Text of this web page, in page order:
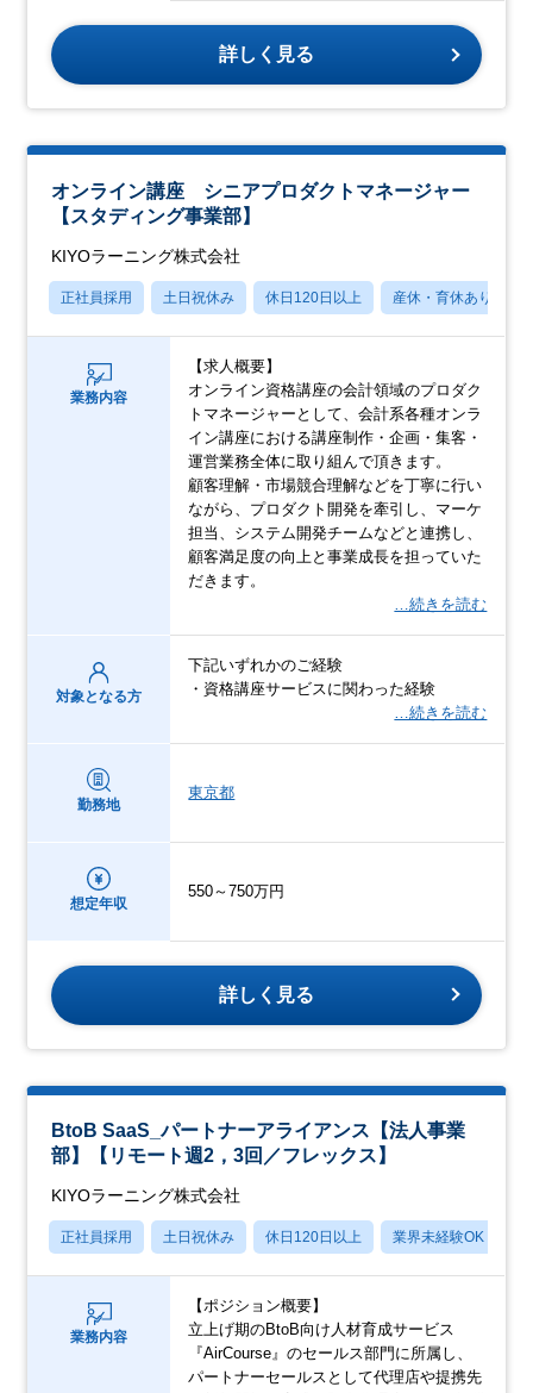
詳しく見る
オンライン講座 シニアプロダクトマネージャー
【スタディング事業部】
KIYOラーニング株式会社
正社員採用 土日祝休み 休日120日以上 産休・育休あり
業務内容
【求人概要】
オンライン資格講座の会計領域のプロダク
トマネージャーとして、会計系各種オンラ
イン講座における講座制作・企画・集客・
運営業務全体に取り組んで頂きます。
顧客理解・市場競合理解などを丁寧に行い
ながら、プロダクト開発を牽引し、マーケ
担当、システム開発チームなどと連携し、
顧客満足度の向上と事業成長を担っていた
だきます。
…続きを読む
対象となる方
下記いずれかのご経験
・資格講座サービスに関わった経験
…続きを読む
勤務地
東京都
想定年収
550～750万円
詳しく見る
BtoB SaaS_パートナーアライアンス【法人事業
部】【リモート週2，3回／フレックス】
KIYOラーニング株式会社
正社員採用 土日祝休み 休日120日以上 業界未経験OK
業務内容
【ポジション概要】
立上げ期のBtoB向け人材育成サービス
『AirCourse』のセールス部門に所属し、
パートナーセールスとして代理店や提携先